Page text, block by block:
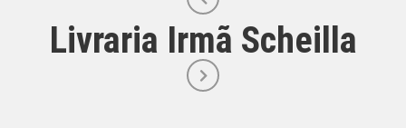
Livraria Irmã Scheilla